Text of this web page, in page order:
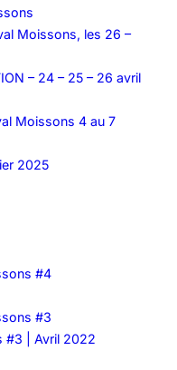
Moissons, les 26 –
– 24 – 25 – 26 avril
Moissons 4 au 7
2025
#4
#3
#3 | Avril 2022